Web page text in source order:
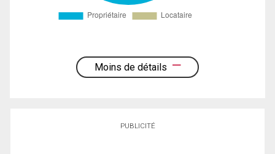
Moins de détails
PUBLICITÉ